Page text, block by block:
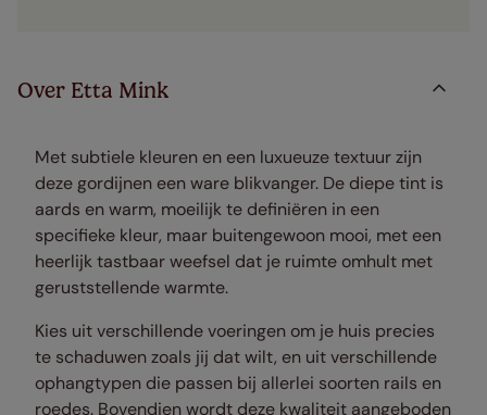
Over Etta Mink
Met subtiele kleuren en een luxueuze textuur zijn
deze gordijnen een ware blikvanger. De diepe tint is
aards en warm, moeilijk te definiëren in een
specifieke kleur, maar buitengewoon mooi, met een
heerlijk tastbaar weefsel dat je ruimte omhult met
geruststellende warmte.
Kies uit verschillende voeringen om je huis precies
te schaduwen zoals jij dat wilt, en uit verschillende
ophangtypen die passen bij allerlei soorten rails en
roedes. Bovendien wordt deze kwaliteit aangeboden